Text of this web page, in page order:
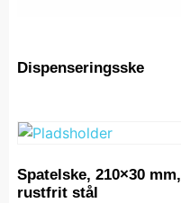
Dispenseringsske
Spatelske, 210×30 mm,
rustfrit stål